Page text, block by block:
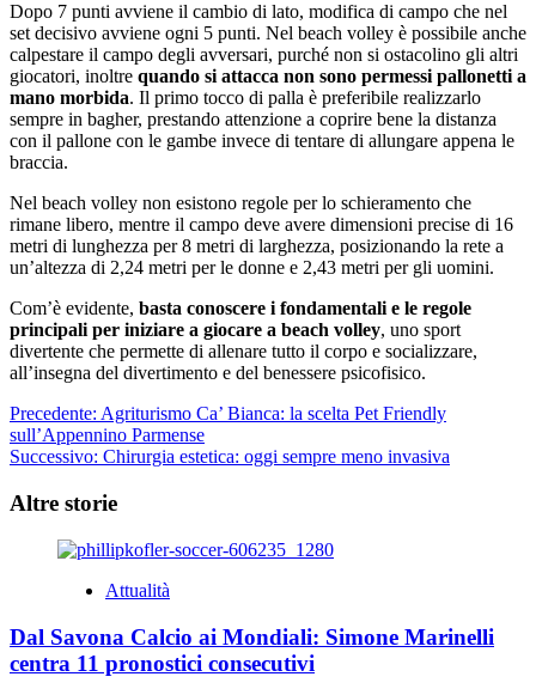
Dopo 7 punti avviene il cambio di lato, modifica di campo che nel
set decisivo avviene ogni 5 punti. Nel beach volley è possibile anche
calpestare il campo degli avversari, purché non si ostacolino gli altri
giocatori, inoltre quando si attacca non sono permessi pallonetti a
mano morbida. Il primo tocco di palla è preferibile realizzarlo
sempre in bagher, prestando attenzione a coprire bene la distanza
con il pallone con le gambe invece di tentare di allungare appena le
braccia.
Nel beach volley non esistono regole per lo schieramento che
rimane libero, mentre il campo deve avere dimensioni precise di 16
metri di lunghezza per 8 metri di larghezza, posizionando la rete a
un’altezza di 2,24 metri per le donne e 2,43 metri per gli uomini.
Com’è evidente, basta conoscere i fondamentali e le regole
principali per iniziare a giocare a beach volley, uno sport
divertente che permette di allenare tutto il corpo e socializzare,
all’insegna del divertimento e del benessere psicofisico.
Navigazione
articolo
Precedente: Agriturismo Ca’ Bianca: la scelta Pet Friendly
sull’Appennino Parmense
Successivo: Chirurgia estetica: oggi sempre meno invasiva
Altre storie
Attualità
Dal Savona Calcio ai Mondiali: Simone Marinelli
centra 11 pronostici consecutivi